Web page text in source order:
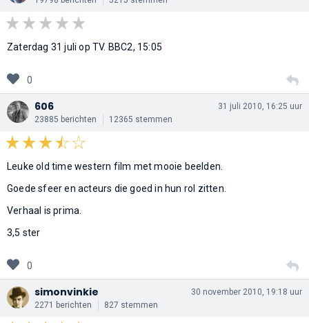
Zaterdag 31 juli op TV. BBC2, 15:05
0
606
23885 berichten 12365 stemmen
31 juli 2010, 16:25 uur
Leuke old time western film met mooie beelden.
Goede sfeer en acteurs die goed in hun rol zitten.
Verhaal is prima.
3,5 ster
0
simonvinkie
2271 berichten 827 stemmen
30 november 2010, 19:18 uur